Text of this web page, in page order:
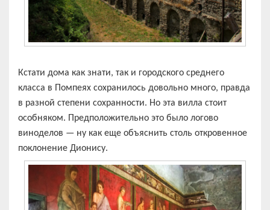
Кстати дома как знати, так и городского среднего
класса в Помпеях сохранилось довольно много, правда
в разной степени сохранности. Но эта вилла стоит
особняком. Предположительно это было логово
виноделов — ну как еще объяснить столь откровенное
поклонение Дионису.